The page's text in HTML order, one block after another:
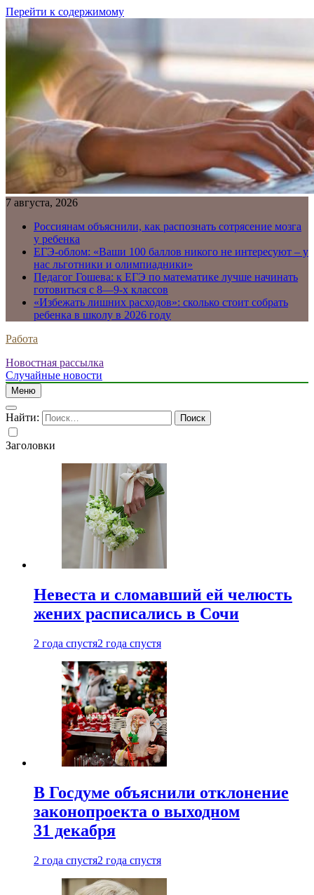
Перейти к содержимому
7 августа, 2026
Россиянам объяснили, как распознать сотрясение мозга
у ребенка
ЕГЭ-облом: «Ваши 100 баллов никого не интересуют – у
нас льготники и олимпиадники»
Педагог Гошева: к ЕГЭ по математике лучше начинать
готовиться с 8—9-х классов
«Избежать лишних расходов»: сколько стоит собрать
ребенка в школу в 2026 году
Работа
Новостная рассылка
Случайные новости
Меню
Найти:
Заголовки
Невеста и сломавший ей челюсть
жених расписались в Сочи
2 года спустя2 года спустя
В Госдуме объяснили отклонение
законопроекта о выходном
31 декабря
2 года спустя2 года спустя